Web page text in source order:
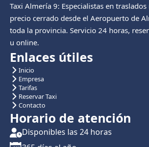
Taxi Almería 9: Especialistas en
precio cerrado desde el Aeropuerto de
toda la provincia. Servicio 24 horas,
u online.
Enlaces útiles
Inicio
Empresa
Tarifas
Reservar Taxi
Contacto
Horario de atención
Disponibles las 24 horas